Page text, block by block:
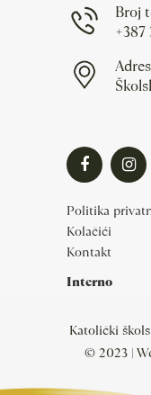
Broj
+387
Politika
Kolačići
Kontakt
Interno
Katolički
© 2023 |